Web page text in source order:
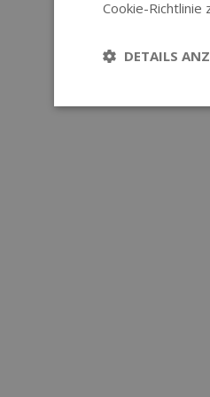
Cookie-Richtlinie
DETAILS